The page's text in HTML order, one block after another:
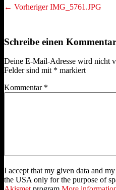
Beitragsnavigation
← Vorheriger Vorheriger
IMG_5761.JPG
Schreibe einen Kommentar
Deine E-Mail-Adresse wird nicht
Felder sind mit * markiert
Kommentar *
I accept that my given data and
the USA only for the purpose of